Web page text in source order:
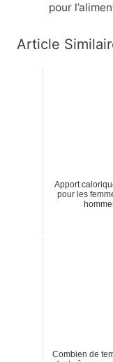
pour
Article
Apport
pour les
Combien de